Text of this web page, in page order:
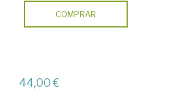
COMPRAR
44,00 €